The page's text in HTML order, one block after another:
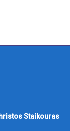
Staikouras